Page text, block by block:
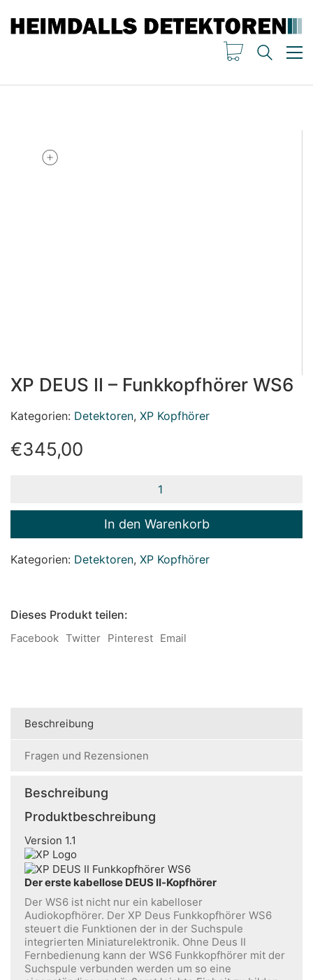
XP DEUS II – Funkkopfhörer WS6
Kategorien: Detektoren, XP Kopfhörer
€345,00
II
Menge
In den Warenkorb
Kategorien: Detektoren, XP Kopfhörer
Dieses Produkt teilen:
Facebook Twitter Pinterest Email
Beschreibung
Fragen und Rezensionen
Beschreibung
Produktbeschreibung
Version 1.1
Der erste kabellose DEUS II-Kopfhörer
Der WS6 ist nicht nur ein kabelloser
Audiokopfhörer. Der XP Deus Funkkopfhörer WS6
steuert die Funktionen der in der Suchspule
integrierten Miniaturelektronik. Ohne Deus II
Fernbedienung kann der WS6 Funkkopfhörer mit der
Suchspule verbunden werden um so eine